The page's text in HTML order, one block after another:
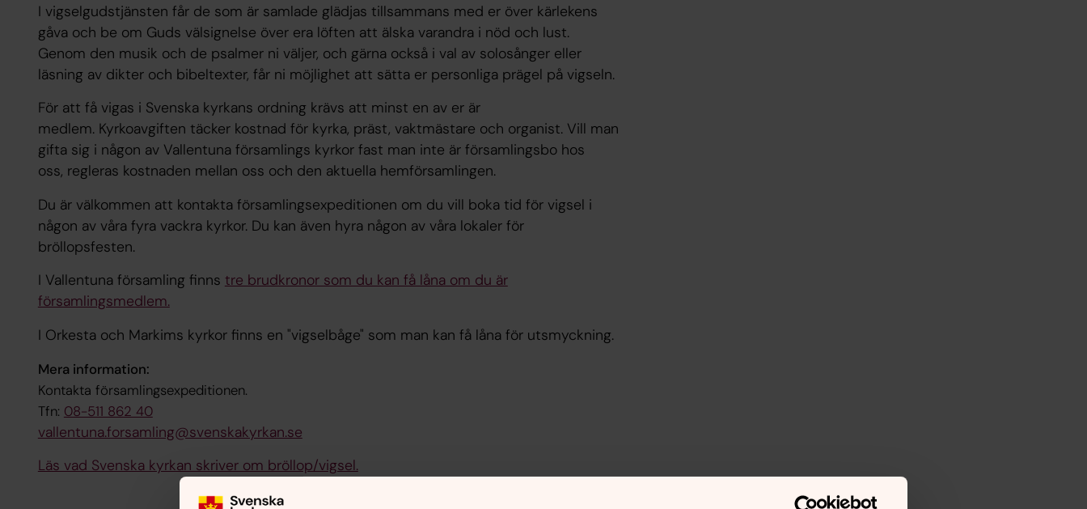
I vigselgudstjänsten får de som är samlade glädjas tillsammans med er över kärlekens
gåva och be om Guds välsignelse över era löften att älska varandra i nöd och lust.
Genom den musik och de psalmer ni väljer, och gärna också i val av solosånger eller
läsning av dikter och bibeltexter, får ni möjlighet att sätta er personliga prägel på vigseln.
För att få vigas i Svenska kyrkans ordning krävs att minst en av er är
medlem. Kyrkoavgiften täcker kostnad för kyrka, präst, vaktmästare och organist. Vill man
gifta sig i någon av Vallentuna församlings kyrkor fast man inte är församlingsbo hos
oss, regleras kostnaden mellan oss och den aktuella hemförsamlingen.
Du är välkommen att kontakta församlingsexpeditionen om du vill boka tid för vigsel i
någon av våra fyra vackra kyrkor. Du kan även hyra någon av våra lokaler för
bröllopsfesten.
I Vallentuna församling finns tre brudkronor som du kan få låna om du är
församlingsmedlem.
I Orkesta och Markims kyrkor finns en "vigselbåge" som man kan få låna för utsmyckning.
Mera information:
Kontakta församlingsexpeditionen.
Tfn: 08-511 862 40
vallentuna.forsamling@svenskakyrkan.se
Läs vad Svenska kyrkan skriver om bröllop/vigsel.